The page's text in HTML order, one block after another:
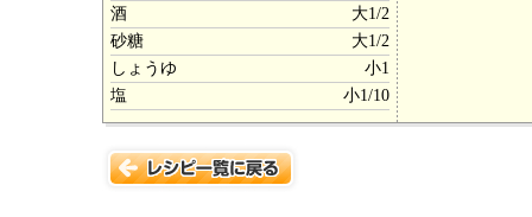
酒
大1/2
砂糖
大1/2
しょうゆ
小1
塩
小1/10